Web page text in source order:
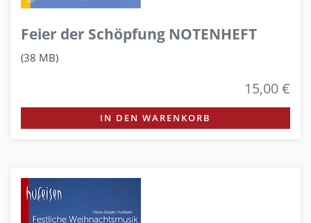
Feier der Schöpfung NOTENHEFT
(38 MB)
15,00 €
IN DEN WARENKORB